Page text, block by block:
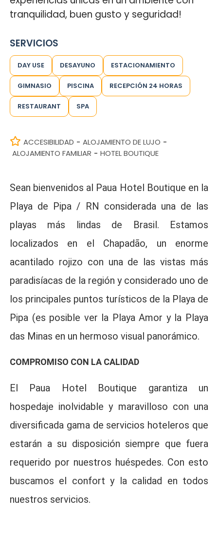
tranquilidad, buen gusto y seguridad!
SERVICIOS
DAY USE DESAYUNO ESTACIONAMIENTO
GIMNASIO PISCINA RECEPCIÓN 24 HORAS
RESTAURANT SPA
ACCESIBILIDAD - ALOJAMIENTO DE LUJO -
ALOJAMIENTO FAMILIAR - HOTEL BOUTIQUE
Sean bienvenidos al Paua Hotel Boutique en la
Playa de Pipa / RN considerada una de las
playas más lindas de Brasil. Estamos
localizados en el Chapadão, un enorme
acantilado rojizo con una de las vistas más
paradisíacas de la región y considerado uno de
los principales puntos turísticos de la Playa de
Pipa (es posible ver la Playa Amor y la Playa
das Minas en un hermoso visual panorámico.
COMPROMISO CON LA CALIDAD
El Paua Hotel Boutique garantiza un
hospedaje inolvidable y maravilloso con una
diversificada gama de servicios hoteleros que
estarán a su disposición siempre que fuera
requerido por nuestros huéspedes. Con esto
buscamos el confort y la calidad en todos
nuestros servicios.